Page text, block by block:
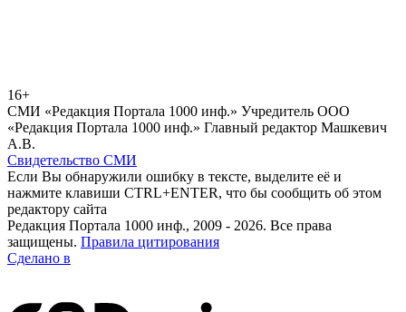
16+
СМИ «Редакция Портала 1000 инф.» Учредитель ООО
«Редакция Портала 1000 инф.» Главный редактор Машкевич
А.В.
Свидетельство СМИ
Если Вы обнаружили ошибку в тексте, выделите её и
нажмите клавиши CTRL+ENTER, что бы сообщить об этом
редактору сайта
Редакция Портала 1000 инф., 2009 - 2026. Все права
защищены. Правила цитирования
Сделано в